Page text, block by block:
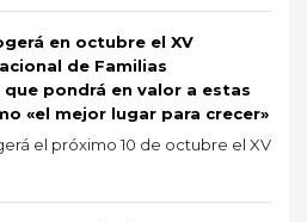
en octubre el XV
de Familias
que pondrá en valor a estas
«el mejor lugar para crecer»
el próximo 10 de octubre el XV